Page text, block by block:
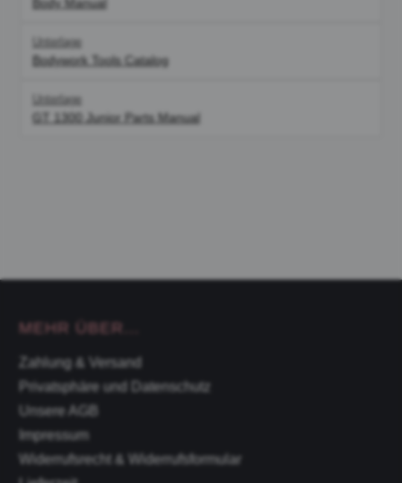
Unterlage
Bodywork Tools Catalog
Unterlage
GT 1300 Junior Parts Manual
MEHR ÜBER...
Zahlung & Versand
Privatsphäre und Datenschutz
Unsere AGB
Impressum
Widerrufsrecht & Widerrufsformular